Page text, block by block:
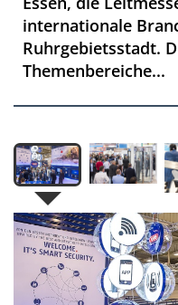
internationale
Ruhrgebietsstadt.
Themenbereiche...